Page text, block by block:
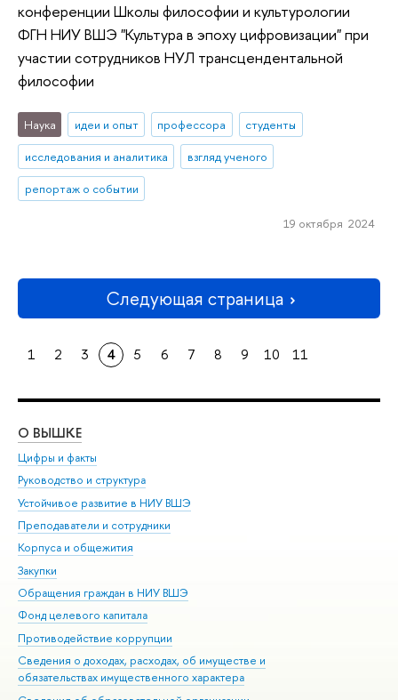
конференции Школы философии и культурологии
ФГН НИУ ВШЭ "Культура в эпоху цифровизации" при
участии сотрудников НУЛ трансцендентальной
философии
Наука идеи и опыт профессора
студенты
исследования и аналитика
взгляд ученого
репортаж о событии
19 октября 2024
Следующая страница
1 2 3 4 5 6 7 8 9 10 11
О ВЫШКЕ
Цифры и факты
Руководство и структура
Устойчивое развитие в НИУ ВШЭ
Преподаватели и сотрудники
Корпуса и общежития
Закупки
Обращения граждан в НИУ ВШЭ
Фонд целевого капитала
Противодействие коррупции
Сведения о доходах, расходах, об имуществе и
обязательствах имущественного характера